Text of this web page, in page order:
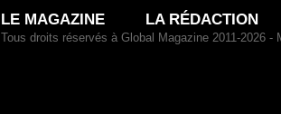
LE MAGAZINE LA RÉDACTION
Tous droits réservés à Global Magazine 2011-2026 -